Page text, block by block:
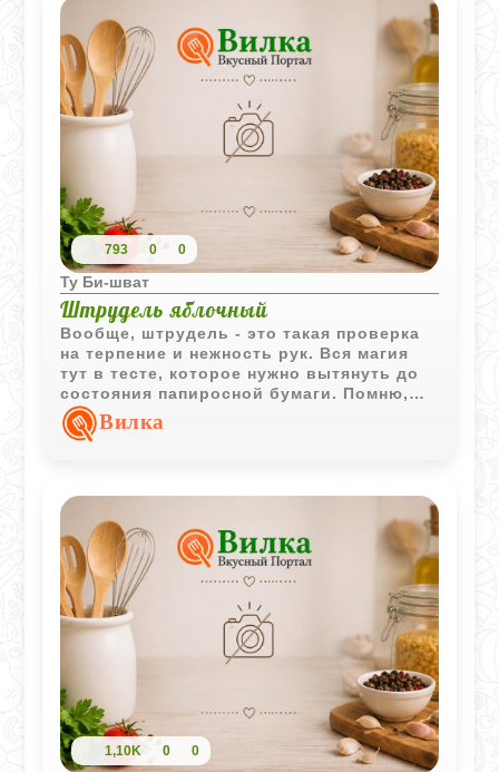
круче магазинных плиток, потому что вы
сами контролируете количество начинки.
Я обычно ломаю его на неровные
кусочки - так он выглядит более уютно и
по-домашнему. Главное тут - набраться
терпения и дождаться, пока он
полностью застынет в прохладном месте.
793 0 0
Ту Би-шват
Штрудель яблочный
Вообще, штрудель - это такая проверка
на терпение и нежность рук. Вся магия
тут в тесте, которое нужно вытянуть до
состояния папиросной бумаги. Помню,
как в первый раз страшно боялась его
порвать, но полотенце реально спасает
духовке, дают такой запах, что соседи
точно заглянут на чай. Главное - не
жалейте сливочного масла, когда будете
смазывать слои, именно оно делает
штрудель таким хрустящим и по-
настоящему золотистым. Это честный
домашний рецепт, без лишнего пафоса,
но с тем самым вкусом.
Вилка
1,10K 0 0